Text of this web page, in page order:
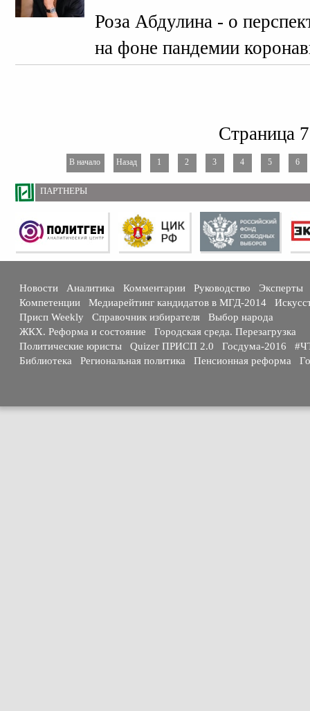
Роза Абдулина - о
на фоне пандемии
Страница
В начало Назад 1 2 3 4 5 6
ПАРТНЕРЫ
Новости Аналитика Комментарии Руководство
Эксперты
Компетенции
Медиарейтинг кандидатов в МГД-2014
Присп Weekly
Справочник избирателя
Выбор народа
ЖКХ. Реформа и состояние
Городская среда. Перезагрузка
Политические юристы
Quizer ПРИСП 2.0 Госдума-2016
Библиотека
Региональная политика Пенсионная реформа